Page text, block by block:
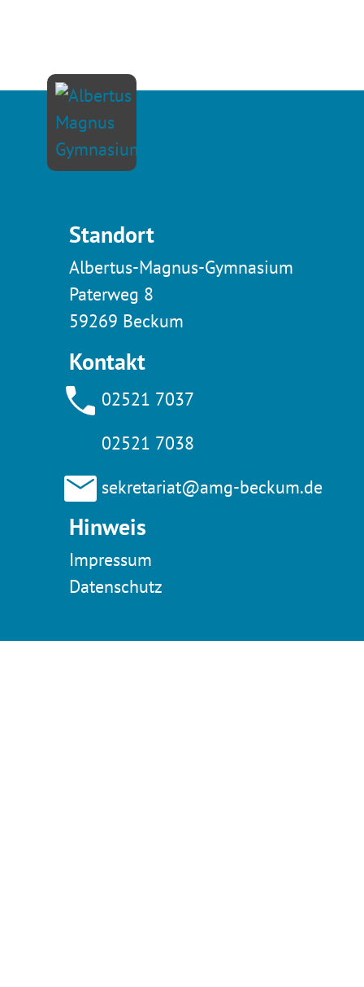
Standort
Albertus-Magnus-Gymnasium
Paterweg 8
59269 Beckum
Kontakt
02521 7037
02521 7038
sekretariat@amg-beckum.de
Hinweis
Impressum
Datenschutz